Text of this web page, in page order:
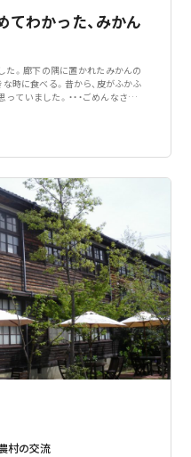
わかった、みかん
。廊下の隅に置かれたみかんの
時に食べる。昔から、皮がふかふ
いました。・・・ごめんなさい！
村の交流